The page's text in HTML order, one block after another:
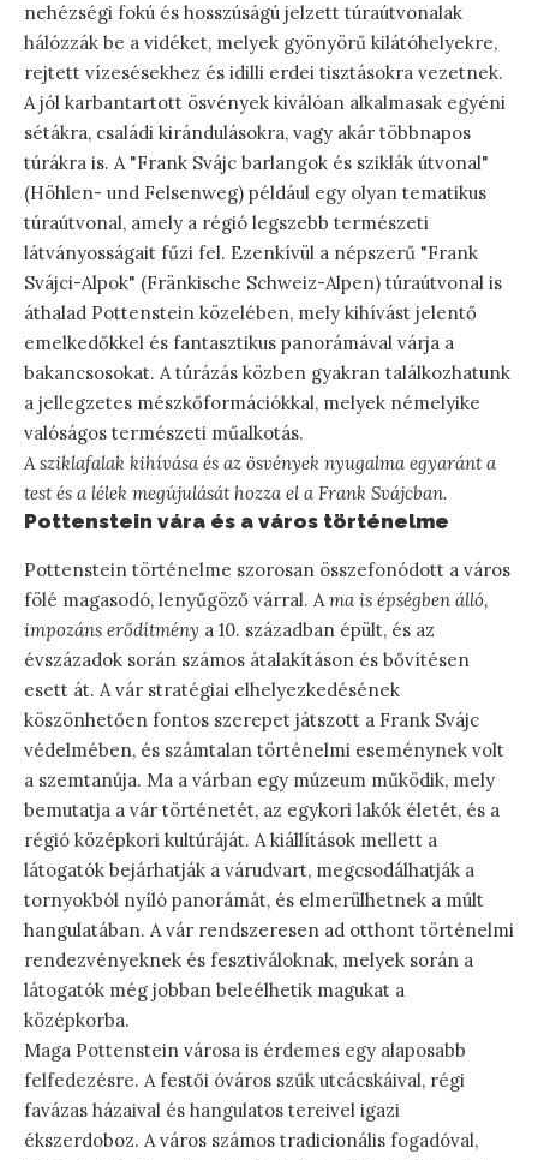
nehézségi fokú és hosszúságú jelzett túraútvonalak
hálózzák be a vidéket, melyek gyönyörű kilátóhelyekre,
rejtett vízesésekhez és idilli erdei tisztásokra vezetnek.
A jól karbantartott ösvények kiválóan alkalmasak egyéni
sétákra, családi kirándulásokra, vagy akár többnapos
túrákra is. A "Frank Svájc barlangok és sziklák útvonal"
(Höhlen- und Felsenweg) például egy olyan tematikus
túraútvonal, amely a régió legszebb természeti
látványosságait fűzi fel. Ezenkívül a népszerű "Frank
Svájci-Alpok" (Fränkische Schweiz-Alpen) túraútvonal is
áthalad Pottenstein közelében, mely kihívást jelentő
emelkedőkkel és fantasztikus panorámával várja a
bakancsosokat. A túrázás közben gyakran találkozhatunk
a jellegzetes mészkőformációkkal, melyek némelyike
valóságos természeti műalkotás.
A sziklafalak kihívása és az ösvények nyugalma egyaránt a
test és a lélek megújulását hozza el a Frank Svájcban.
Pottenstein vára és a város történelme
Pottenstein történelme szorosan összefonódott a város
fölé magasodó, lenyűgöző várral. Ama is épségben álló,
impozáns erődítmény a 10. században épült, és az
évszázadok során számos átalakításon és bővítésen
esett át. A vár stratégiai elhelyezkedésének
köszönhetően fontos szerepet játszott a Frank Svájc
védelmében, és számtalan történelmi eseménynek volt
a szemtanúja. Ma a várban egy múzeum működik, mely
bemutatja a vár történetét, az egykori lakók életét, és a
régió középkori kultúráját. A kiállítások mellett a
látogatók bejárhatják a várudvart, megcsodálhatják a
tornyokból nyíló panorámát, és elmerülhetnek a múlt
hangulatában. A vár rendszeresen ad otthont történelmi
rendezvényeknek és fesztiváloknak, melyek során a
látogatók még jobban beleélhetik magukat a
középkorba.
Maga Pottenstein városa is érdemes egy alaposabb
felfedezésre. A festői óváros szűk utcácskáival, régi
favázas házaival és hangulatos tereivel igazi
ékszerdoboz. A város számos tradicionális fogadóval,